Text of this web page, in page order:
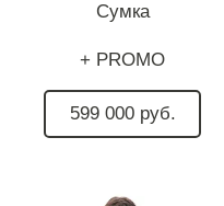
Сумка
+ PROMO
599 000 руб.